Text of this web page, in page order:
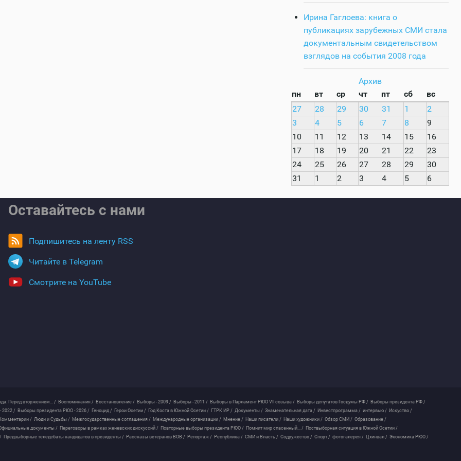
Ирина Гаглоева: книга о
публикациях зарубежных СМИ стала
документальным свидетельством
взглядов на события 2008 года
Архив
пн
вт ср чт пт сб
вс
27
28 29 30 31 1
2
3
4 5 6 7 8
9
10
11 12 13 14 15
16
17
18 19 20 21 22
23
24
25 26 27 28 29
30
31
1 2 3 4 5 6
Оставайтесь с нами
Подпишитесь на ленту RSS
Читайте в Telegram
Смотрите на YouTube
Перед вторжением... / Воспоминания / Восстановление / Выборы - 2009 / Выборы - 2011 / Выборы в Парламент РЮО VII созыва / Выборы депутатов Госдумы РФ / Выборы президента РФ /
2022 / Выборы президента РЮО - 2026 / Геноцид / Герои Осетии / Год Коста в Южной Осетии / ГТРК ИР / Документы / Знаменательная дата / Инвестпрограмма / интервью / Искуство /
/ Люди и Судьбы / Межгосударственные соглашения / Международные организации / Мнение / Наши писатели / Наши художники / Обзор СМИ / Образование /
документы / Переговоры в рамках женевских дискуссий / Повторные выборы президента РЮО / Помнит мир спасенный... / Поствыборная ситуация в Южной Осетии /
Предвыборные теледебаты кандидатов в президенты / Рассказы ветеранов ВОВ / Репортаж / Республика / СМИ и Власть / Содружество / Спорт / фотогалерея / Цхинвал / Экономика РЮО /